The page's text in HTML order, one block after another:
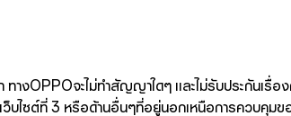
ทางOPPOจะไม่ทำสัญญาใดๆ และไม่รับประกันเรื่
บไซต์ที่ 3 หรือด้านอื่นๆที่อยู่นอกเหนือการควบคุมข